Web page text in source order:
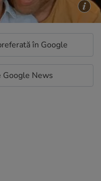
în Google
News